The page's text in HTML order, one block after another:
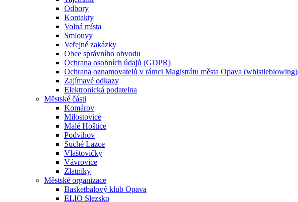
Odbory
Kontakty
Volná místa
Smlouvy
Veřejné zakázky
Obce správního obvodu
Ochrana osobních údajů (GDPR)
Ochrana oznamovatelů v rámci Magistrátu města Opava (whistleblowing)
Zajímavé odkazy
Elektronická podatelna
Městské části
Komárov
Milostovice
Malé Hoštice
Podvihov
Suché Lazce
Vlaštovičky
Vávrovice
Zlatníky
Městské organizace
Basketbalový klub Opava
ELIO Slezsko